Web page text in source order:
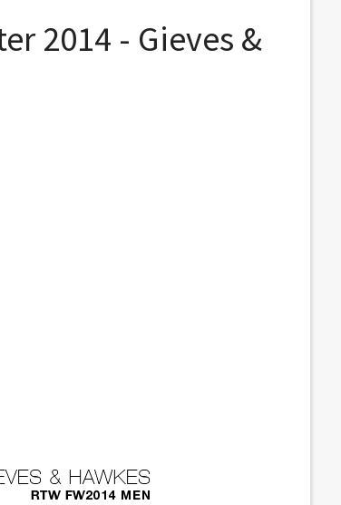
2014 - Gieves &